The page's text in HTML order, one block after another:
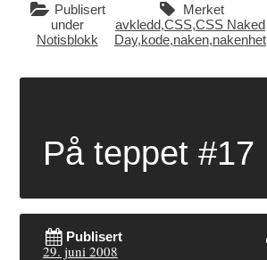
Publisert
under
Notisblokk
Merket
avkledd,CSS,CSS Naked
Day,kode,naken,nakenhet
På teppet #17
Publisert
29. juni 2008